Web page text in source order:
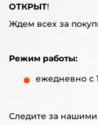
ОТКРЫТ!
Ждем всех за
Режим работы:
ежедневно с
Следите за